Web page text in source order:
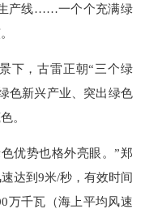
产线……一个个充满绿
，古雷正朝“三个绿
色新兴产业、突出绿色
。
优势也格外亮眼。”郑
达到9米/秒，有效时间
万千瓦（海上平均风速